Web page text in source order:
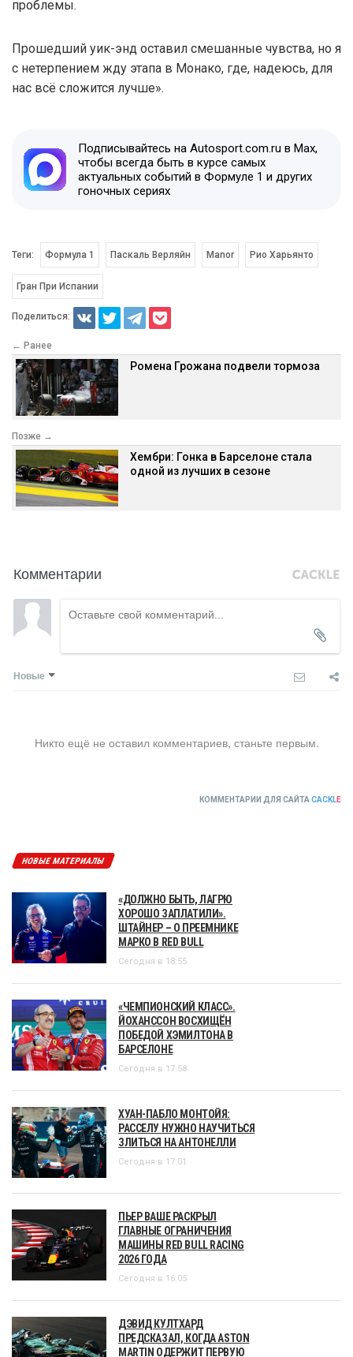
проблемы.
Прошедший уик-энд оставил смешанные чувства, но я
с нетерпением жду этапа в Монако, где, надеюсь, для
нас всё сложится лучше».
Подписывайтесь на Autosport.com.ru в Max,
чтобы всегда быть в курсе самых
актуальных событий в Формуле 1 и других
гоночных сериях
Теги: Формула 1 Паскаль Верляйн Manor Рио Харьянто
Гран При Испании
Поделиться:
← Ранее
Ромена Грожана подвели тормоза
Позже →
Хембри: Гонка в Барселоне стала
одной из лучших в сезоне
Комментарии
Новые
Никто ещё не оставил комментариев, станьте первым.
КОММЕНТАРИИ ДЛЯ САЙТА CACKLE
НОВЫЕ МАТЕРИАЛЫ
«ДОЛЖНО БЫТЬ, ЛАГРЮ
ХОРОШО ЗАПЛАТИЛИ».
ШТАЙНЕР – О ПРЕЕМНИКЕ
МАРКО В RED BULL
Сегодня в 18:55
«ЧЕМПИОНСКИЙ КЛАСС».
ЙОХАНССОН ВОСХИЩЁН
ПОБЕДОЙ ХЭМИЛТОНА В
БАРСЕЛОНЕ
Сегодня в 17:58
ХУАН-ПАБЛО МОНТОЙЯ:
РАССЕЛУ НУЖНО НАУЧИТЬСЯ
ЗЛИТЬСЯ НА АНТОНЕЛЛИ
Сегодня в 17:01
ПЬЕР ВАШЕ РАСКРЫЛ
ГЛАВНЫЕ ОГРАНИЧЕНИЯ
МАШИНЫ RED BULL RACING
2026 ГОДА
Сегодня в 16:05
ДЭВИД КУЛТХАРД
ПРЕДСКАЗАЛ, КОГДА ASTON
MARTIN ОДЕРЖИТ ПЕРВУЮ